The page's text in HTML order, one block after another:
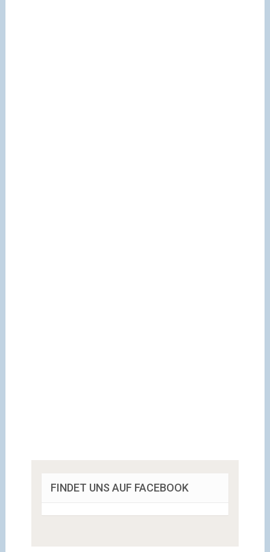
FINDET UNS AUF FACEBOOK